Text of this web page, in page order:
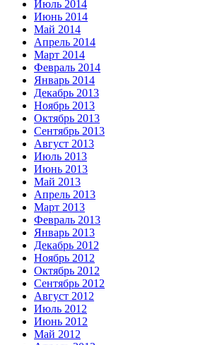
Июль 2014
Июнь 2014
Май 2014
Апрель 2014
Март 2014
Февраль 2014
Январь 2014
Декабрь 2013
Ноябрь 2013
Октябрь 2013
Сентябрь 2013
Август 2013
Июль 2013
Июнь 2013
Май 2013
Апрель 2013
Март 2013
Февраль 2013
Январь 2013
Декабрь 2012
Ноябрь 2012
Октябрь 2012
Сентябрь 2012
Август 2012
Июль 2012
Июнь 2012
Май 2012